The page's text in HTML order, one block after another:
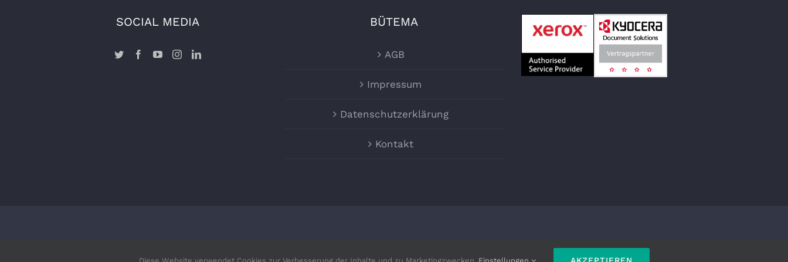
SOCIAL MEDIA BÜTEMA
AGB
Impressum
Datenschutzerklärung
Kontakt
Diese Website verwendet Cookies zur Verbesserung der Inhalte und zu Marketingzwecken. Einstellungen